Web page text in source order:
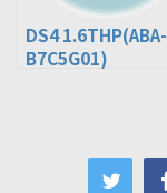
DS4 1.6THP(ABA-
B7C5G01)